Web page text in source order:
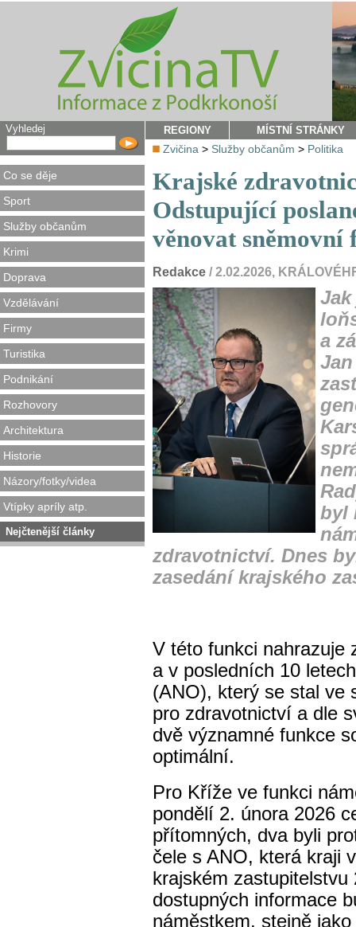
Vyhledej
Co se děje
Sport
Služby občanům
Krimi
Doprava
Vzdělávání
Firmy
Turistika
Podnikání
Rozhovory
Architektura
Historie
Názory/fotky/videa
Vtípky apríly atp.
Nejčtenější články
REGIONY MÍSTNÍ STRÁNKY
Zvičina > Služby občanům > Politika
Krajské
Odstupující
věnovat
Redakce / 2.02.2026,
a
byl
zdravotnictví. Dnes
zasedání krajského
V této funkci nahrazuje
a v posledních 10
(ANO), který se stal ve
pro zdravotnictví a dle
dvě významné funkce
optimální.
Pro Kříže ve funkci
pondělí 2. února 2026
přítomných, dva byli
čele s ANO, která kraji
krajském
dostupných informace
náměstkem, stejně